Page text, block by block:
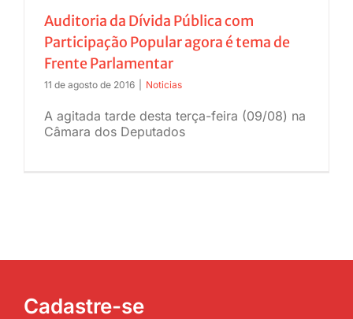
EVENTOS
JURÍDICO
Auditoria da Dívida Pública com
Participação Popular agora é tema de
Frente Parlamentar
11 de agosto de 2016 Noticias
A agitada tarde desta terça-feira (09/08) na
Câmara dos Deputados
Cadastre-se